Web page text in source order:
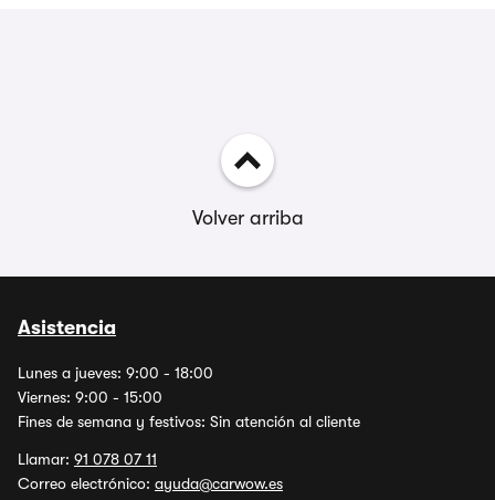
Volver arriba
Asistencia
Lunes a jueves: 9:00 - 18:00
Viernes: 9:00 - 15:00
Fines de semana y festivos: Sin atención al cliente
Llamar: 91 078 07 11
Correo electrónico: ayuda@carwow.es